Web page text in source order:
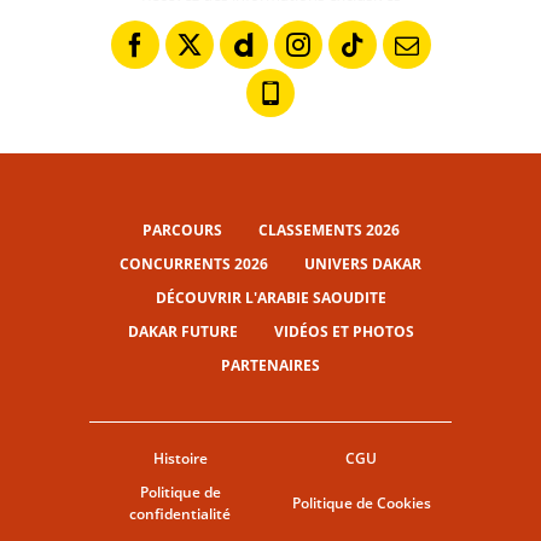
PARCOURS
CLASSEMENTS 2026
CONCURRENTS 2026
UNIVERS DAKAR
DÉCOUVRIR L'ARABIE SAOUDITE
DAKAR FUTURE
VIDÉOS ET PHOTOS
PARTENAIRES
Histoire
CGU
Politique de
confidentialité
Politique de Cookies